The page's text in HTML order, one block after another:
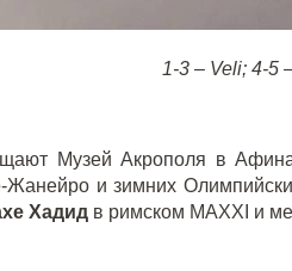
1-3 – Veli; 4-5
Музей Акрополя в
Жанейро и зимних
Хадид в римском MAXXI и